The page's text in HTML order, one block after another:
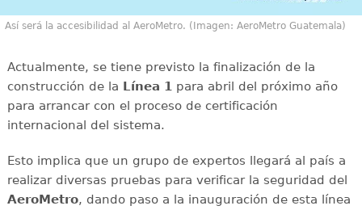
Así será la accesibilidad al AeroMetro. (Imagen: AeroMetro Guatemala)
Actualmente, se tiene previsto la finalización de la
construcción de la Línea 1para abril del próximo año
para arrancar con el proceso de certificación
internacional del sistema.
Esto implica que un grupo de expertos llegará al país a
realizar diversas pruebas para verificar la seguridad del
AeroMetro, dando paso a la inauguración de esta línea